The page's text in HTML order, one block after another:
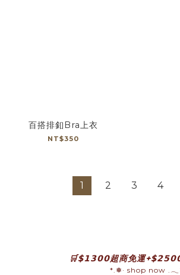
百搭排釦Bra上衣
NT$350
1 2 3 4
🛒$𝟭𝟯𝟬𝟬超商免運
*.❅· shop now